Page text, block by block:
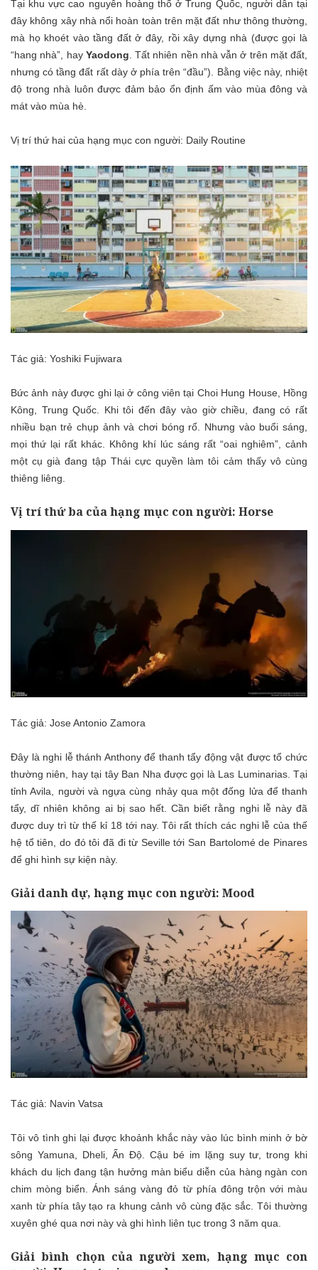
Tại khu vực cao nguyên hoàng thổ ở Trung Quốc, người dân tại
đây không xây nhà nổi hoàn toàn trên mặt đất như thông thường,
mà họ khoét vào tầng đất ở đây, rồi xây dựng nhà (được gọi là
“hang nhà”, hay Yaodong. Tất nhiên nền nhà vẫn ở trên mặt đất,
nhưng có tầng đất rất dày ở phía trên “đầu”). Bằng việc này, nhiệt
độ trong nhà luôn được đảm bảo ổn định ấm vào mùa đông và
mát vào mùa hè.
Vị trí thứ hai của hạng mục con người: Daily Routine
Tác giả: Yoshiki Fujiwara
Bức ảnh này được ghi lại ở công viên tại Choi Hung House, Hồng
Kông, Trung Quốc. Khi tôi đến đây vào giờ chiều, đang có rất
nhiều bạn trẻ chụp ảnh và chơi bóng rổ. Nhưng vào buổi sáng,
mọi thứ lại rất khác. Không khí lúc sáng rất “oai nghiêm”, cảnh
một cụ già đang tập Thái cực quyền làm tôi cảm thấy vô cùng
thiêng liêng.
Vị trí thứ ba của hạng mục con người: Horse
Tác giả: Jose Antonio Zamora
Đây là nghi lễ thánh Anthony để thanh tẩy động vật được tổ chức
thường niên, hay tại tây Ban Nha được gọi là Las Luminarias. Tại
tỉnh Avila, người và ngựa cùng nhảy qua một đống lửa để thanh
tẩy, dĩ nhiên không ai bị sao hết. Cần biết rằng nghi lễ này đã
được duy trì từ thế kỉ 18 tới nay. Tôi rất thích các nghi lễ của thế
hệ tổ tiên, do đó tôi đã đi từ Seville tới San Bartolomé de Pinares
để ghi hình sự kiện này.
Giải danh dự, hạng mục con người: Mood
Tác giả: Navin Vatsa
Tôi vô tình ghi lại được khoảnh khắc này vào lúc bình minh ở bờ
sông Yamuna, Dheli, Ấn Độ. Cậu bé im lặng suy tư, trong khi
khách du lịch đang tận hưởng màn biểu diễn của hàng ngàn con
chim mòng biển. Ánh sáng vàng đỏ từ phía đông trộn với màu
xanh từ phía tây tạo ra khung cảnh vô cùng đặc sắc. Tôi thường
xuyên ghé qua nơi này và ghi hình liên tục trong 3 năm qua.
Giải bình chọn của người xem, hạng mục con